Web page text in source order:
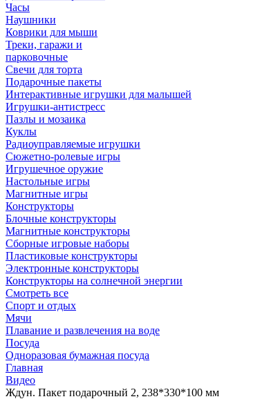
Часы
Наушники
Коврики для мыши
Треки, гаражи и
парковочные
Свечи для торта
Подарочные пакеты
Интерактивные игрушки для малышей
Игрушки-антистресс
Пазлы и мозаика
Куклы
Радиоуправляемые игрушки
Сюжетно-ролевые игры
Игрушечное оружие
Настольные игры
Магнитные игры
Конструкторы
Блочные конструкторы
Магнитные конструкторы
Сборные игровые наборы
Пластиковые конструкторы
Электронные конструкторы
Конструкторы на солнечной энергии
Смотреть все
Спорт и отдых
Мячи
Плавание и развлечения на воде
Посуда
Одноразовая бумажная посуда
Главная
Видео
Ждун. Пакет подарочный 2, 238*330*100 мм